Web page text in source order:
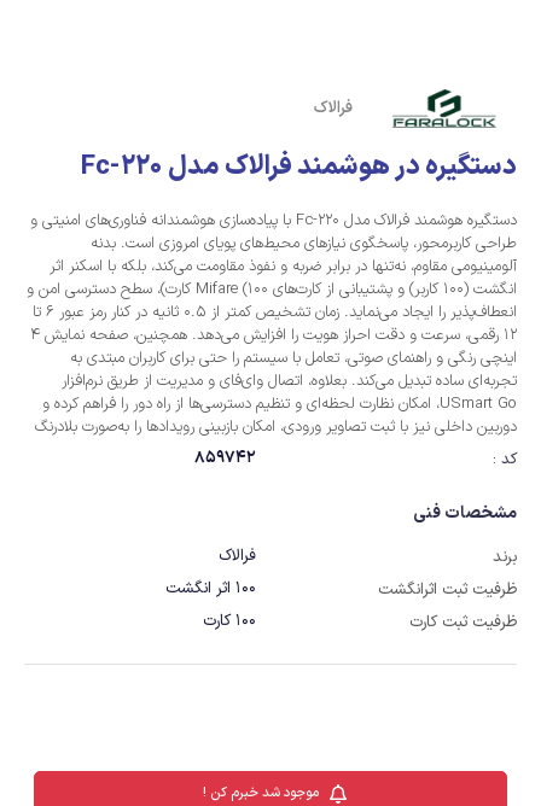
فرالاک
دستگیره در هوشمند فرالاک مدل Fc-220
دستگیره هوشمند فرالاک مدل Fc-220 با پیاده‌سازی هوشمندانه فناوری‌های امنیتی و
طراحی کاربرمحور، پاسخگوی نیازهای محیط‌های پویای امروزی است. بدنه
آلومینیومی مقاوم، نه‌تنها در برابر ضربه و نفوذ مقاومت می‌کند، بلکه با اسکنر اثر
انگشت (100 کاربر) و پشتیبانی از کارت‌های Mifare (100 کارت)، سطح دسترسی امن و
انعطاف‌پذیر را ایجاد می‌نماید. زمان تشخیص کمتر از 0.5 ثانیه در کنار رمز عبور 6 تا
12 رقمی، سرعت و دقت احراز هویت را افزایش می‌دهد. همچنین، صفحه نمایش 4
اینچی رنگی و راهنمای صوتی، تعامل با سیستم را حتی برای کاربران مبتدی به
تجربه‌ای ساده تبدیل می‌کند. بعلاوه، اتصال وای‌فای و مدیریت از طریق نرم‌افزار
USmart Go، امکان نظارت لحظه‌ای و تنظیم دسترسی‌ها از راه دور را فراهم کرده و
دوربین داخلی نیز با ثبت تصاویر ورودی، امکان بازبینی رویدادها را به‌صورت بلادرنگ
کد : 859742
مشخصات فنی
برند
فرالاک
ظرفیت ثبت اثرانگشت
100 اثر انگشت
ظرفیت ثبت کارت
100 کارت
موجود شد خبرم کن !